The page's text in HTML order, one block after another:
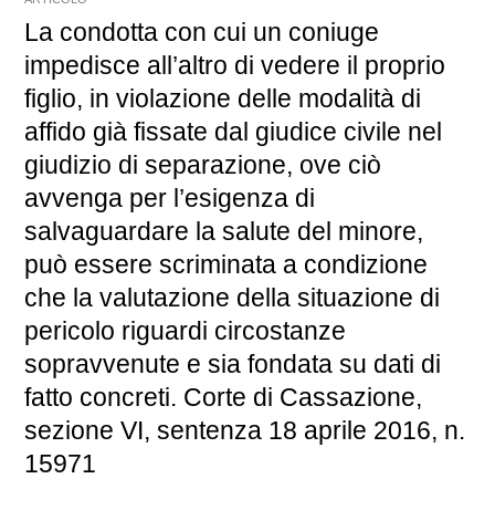
La condotta con cui un coniuge
impedisce all’altro di vedere il proprio
figlio, in violazione delle modalità di
affido già fissate dal giudice civile nel
giudizio di separazione, ove ciò
avvenga per l’esigenza di
salvaguardare la salute del minore,
può essere scriminata a condizione
che la valutazione della situazione di
pericolo riguardi circostanze
sopravvenute e sia fondata su dati di
fatto concreti. Corte di Cassazione,
sezione VI, sentenza 18 aprile 2016, n.
15971